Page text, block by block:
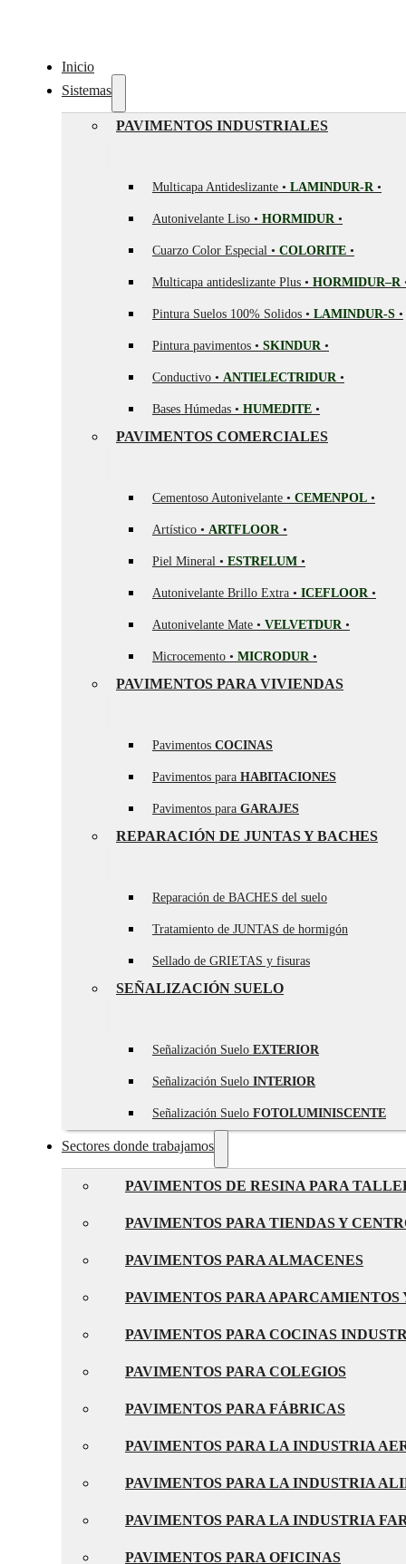
Inicio
Sistemas
PAVIMENTOS INDUSTRIALES
Multicapa Antideslizante • LAMINDUR-R •
Autonivelante Liso • HORMIDUR •
Cuarzo Color Especial • COLORITE •
Multicapa antideslizante Plus • HORMIDUR–R
Pintura Suelos 100% Solidos • LAMINDUR-S •
Pintura pavimentos • SKINDUR •
Conductivo • ANTIELECTRIDUR •
Bases Húmedas • HUMEDITE •
PAVIMENTOS COMERCIALES
Cementoso Autonivelante • CEMENPOL •
Artístico • ARTFLOOR •
Piel Mineral • ESTRELUM •
Autonivelante Brillo Extra • ICEFLOOR •
Autonivelante Mate • VELVETDUR •
Microcemento • MICRODUR •
PAVIMENTOS PARA VIVIENDAS
Pavimentos COCINAS
Pavimentos para HABITACIONES
Pavimentos para GARAJES
REPARACIÓN DE JUNTAS Y BACHES
Reparación de BACHES del suelo
Tratamiento de JUNTAS de hormigón
Sellado de GRIETAS y fisuras
SEÑALIZACIÓN SUELO
Señalización Suelo EXTERIOR
Señalización Suelo INTERIOR
Señalización Suelo FOTOLUMINISCENTE
Sectores donde trabajamos
PAVIMENTOS DE RESINA PARA
PAVIMENTOS PARA TIENDAS Y
PAVIMENTOS PARA ALMACENES
PAVIMENTOS PARA APARCAMIENTOS
PAVIMENTOS PARA COCINAS
PAVIMENTOS PARA COLEGIOS
PAVIMENTOS PARA FÁBRICAS
PAVIMENTOS PARA LA INDUSTRIA
PAVIMENTOS PARA LA INDUSTRIA
PAVIMENTOS PARA LA INDUSTRIA
PAVIMENTOS PARA OFICINAS